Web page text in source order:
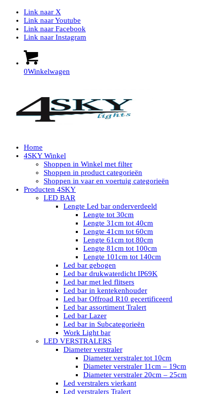
Link naar X
Link naar Youtube
Link naar Facebook
Link naar Instagram
0Winkelwagen
Home
4SKY Winkel
Shoppen in Winkel met filter
Shoppen in product categorieën
Shoppen in vaar en voertuig categorieën
Producten 4SKY
LED BAR
Lengte Led bar onderverdeeld
Lengte tot 30cm
Lengte 31cm tot 40cm
Lengte 41cm tot 60cm
Lengte 61cm tot 80cm
Lengte 81cm tot 100cm
Lengte 101cm tot 140cm
Led bar gebogen
Led bar drukwaterdicht IP69K
Led bar met led flitsers
Led bar in kentekenhouder
Led bar Offroad R10 gecertificeerd
Led bar assortiment Tralert
Led bar Lazer
Led bar in Subcategorieën
Work Light bar
LED VERSTRALERS
Diameter verstraler
Diameter verstraler tot 10cm
Diameter verstraler 11cm – 19cm
Diameter verstraler 20cm – 25cm
Led verstralers vierkant
Led verstralers Tralert